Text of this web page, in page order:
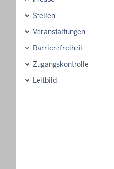
Stellen
Veranstaltungen
Barrierefreiheit
Zugangskontrolle
Leitbild